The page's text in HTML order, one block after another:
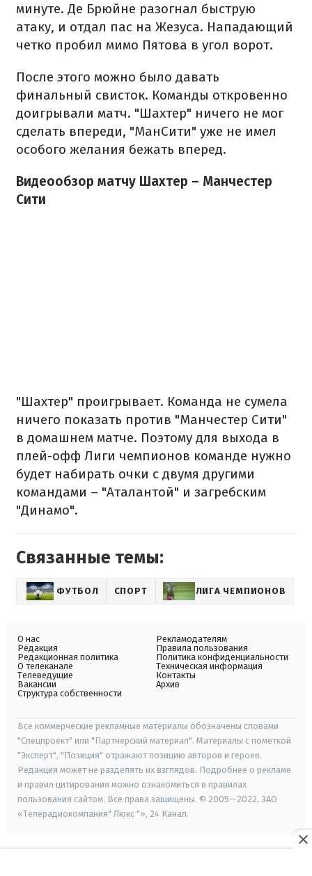
минуте. Де Брюйне разогнал быструю
атаку, и отдал пас на Жезуса. Нападающий
четко пробил мимо Пятова в угол ворот.
После этого можно было давать
финальный свисток. Команды откровенно
доигрывали матч. "Шахтер" ничего не мог
сделать впереди, "МанСити" уже не имел
особого желания бежать вперед.
Видеообзор матчу Шахтер – Манчестер
Сити
"Шахтер" проигрывает. Команда не сумела
ничего показать против "Манчестер Сити"
в домашнем матче. Поэтому для выхода в
плей-офф Лиги чемпионов команде нужно
будет набирать очки с двумя другими
командами – "Аталантой" и загребским
"Динамо".
Связанные темы:
ФУТБОЛ СПОРТ ЛИГА ЧЕМПИОНОВ
О нас
Редакция
Редакционная политика
О телеканале
Телеведущие
Вакансии
Структура собственности
Рекламодателям
Правила пользования
Политика конфиденциальности
Техническая информация
Контакты
Архив
Все коммерческие рекламные материалы обозначены словами
"Спецпроект" или "Партнерский материал". Материалы с пометкой
"Эксперт", "Позиция" отражают позицию авторов и героев.
Редакция может не разделять их взглядов. Подробнее о рекламе
и правил цитирования можно ознакомиться в правилах
пользования сайтом. Все права защищены. © 2005—2022, ЗАО
«Телерадиокомпания" Люкс "», 24 Канал.